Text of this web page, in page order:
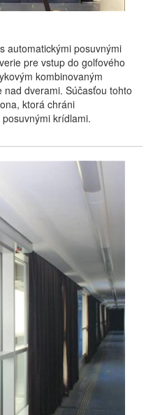
automatickými posuvnými
pre vstup do golfového
kombinovaným
dverami. Súčasťou tohto
ktorá chráni
krídlami.